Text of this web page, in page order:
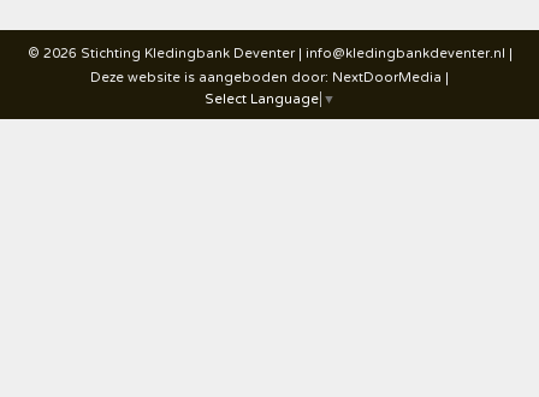
© 2026 Stichting Kledingbank Deventer | info@kledingbankdeventer.nl |
Deze website is aangeboden door: NextDoorMedia |
Select Language ▼